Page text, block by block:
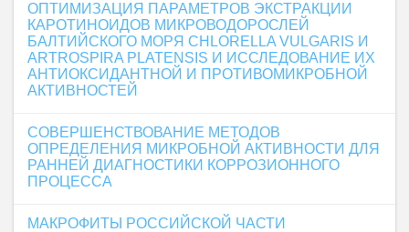
ОПТИМИЗАЦИЯ ПАРАМЕТРОВ ЭКСТРАКЦИИ
КАРОТИНОИДОВ МИКРОВОДОРОСЛЕЙ
БАЛТИЙСКОГО МОРЯ CHLORELLA VULGARIS И
ARTROSPIRA PLATENSIS И ИССЛЕДОВАНИЕ ИХ
АНТИОКСИДАНТНОЙ И ПРОТИВОМИКРОБНОЙ
АКТИВНОСТЕЙ
СОВЕРШЕНСТВОВАНИЕ МЕТОДОВ
ОПРЕДЕЛЕНИЯ МИКРОБНОЙ АКТИВНОСТИ ДЛЯ
РАННЕЙ ДИАГНОСТИКИ КОРРОЗИОННОГО
ПРОЦЕССА
МАКРОФИТЫ РОССИЙСКОЙ ЧАСТИ